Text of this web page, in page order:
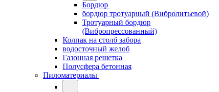
Бордюр
бордюр тротуарный (Вибролитьевой)
Тротуарный бордюр
(Вибропрессованный)
Колпак на столб забора
водосточный желоб
Газонная решетка
Полусфера бетонная
Пиломатериалы